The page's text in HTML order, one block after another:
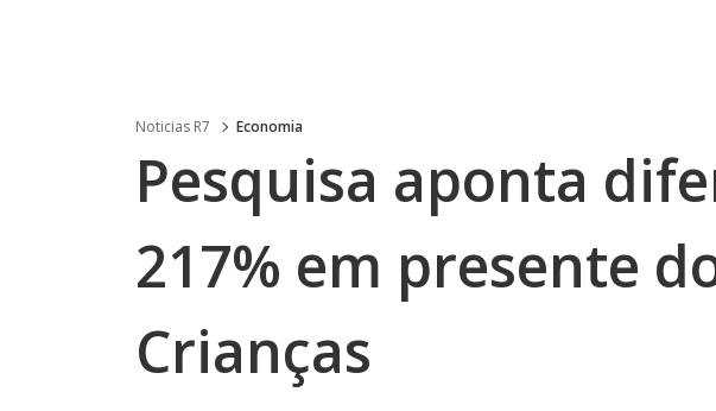
Noticias R7 Economia
Pesquisa aponta
217% em presente
Crianças